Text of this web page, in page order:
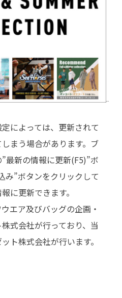
によっては、更新されて
まう場合があります。ブ
最新の情報に更新(F5)”ボ
み”ボタンをクリックして
に更新できます。
エア及びバッグの企画・
式会社が⾏っており、当
ト株式会社が⾏います。